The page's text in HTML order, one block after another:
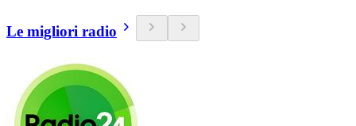
Le migliori radio